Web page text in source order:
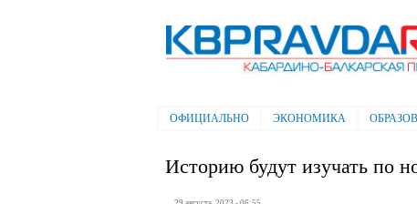
Электронная газета "Кабардино-
Балкарская правда"
Главное меню
ОФИЦИАЛЬНО ЭКОНОМИКА
Историю будут изучать по